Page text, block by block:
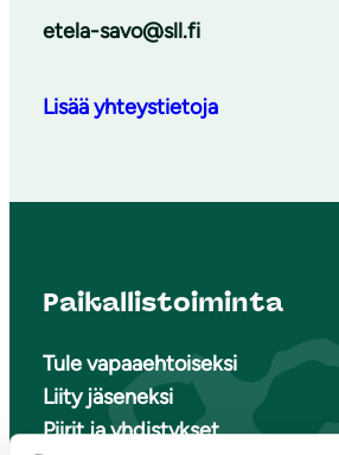
etela-savo@sll.fi
Lisää yhteystietoja
Paikallistoiminta
Tule vapaaehtoiseksi
Liity jäseneksi
Piirit ja yhdistykset